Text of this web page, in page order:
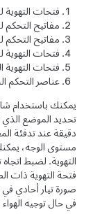
فتحات التهوية
مفاتيح التحكم
مفاتيح التحكم
فتحات التهوية
فتحات التهوية
عناصر التحكم
يمكنك باستخدام
تحديد الموضع الذي
دقيقة عند تدفئة
مستوى الوجه، يمكنك
التهوية. لضبط اتجاه
فتحة التهوية ذات
صورة تيار أحادي في
في حال توجيه الهواء